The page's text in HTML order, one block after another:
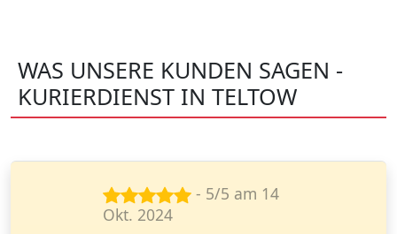
WAS UNSERE KUNDEN SAGEN -
KURIERDIENST IN TELTOW
- 5/5 am 5
Jan. 2024